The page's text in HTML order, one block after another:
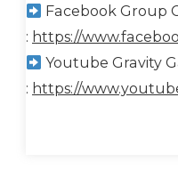
Facebook Group
: https://
Youtube Gravity
: https://